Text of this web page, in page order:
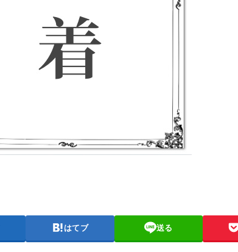
はてブ 送る